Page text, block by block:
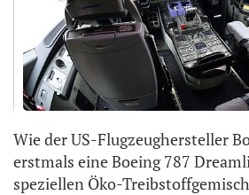
Wie der US-Flugzeughersteller
erstmals eine Boeing 787
speziellen Öko-